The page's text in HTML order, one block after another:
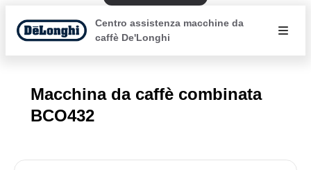
Centro assistenza macchine da
caffè De'Longhi
Macchina da caffè combinata
BCO432